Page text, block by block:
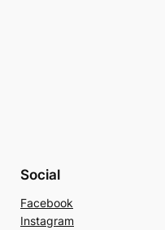
Social
Facebook
Instagram